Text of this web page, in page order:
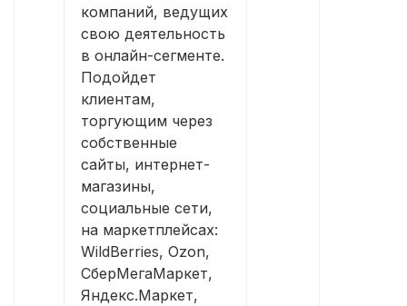
компаний, ведущих
свою деятельность
в онлайн-сегменте.
Подойдет
клиентам,
торгующим через
собственные
сайты, интернет-
магазины,
социальные сети,
на маркетплейсах:
WildBerries, Ozon,
СберМегаМаркет,
Яндекс.Маркет,